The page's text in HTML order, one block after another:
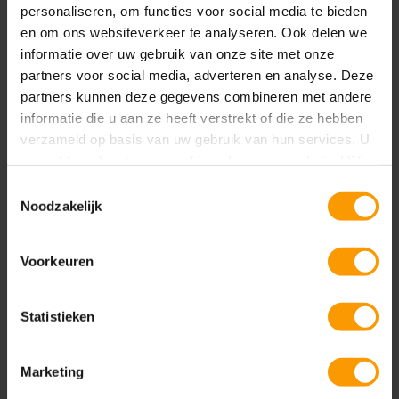
personaliseren, om functies voor social media te bieden
en om ons websiteverkeer te analyseren. Ook delen we
informatie over uw gebruik van onze site met onze
partners voor social media, adverteren en analyse. Deze
partners kunnen deze gegevens combineren met andere
informatie die u aan ze heeft verstrekt of die ze hebben
verzameld op basis van uw gebruik van hun services. U
Noodzakelijk
Voorkeuren
Statistieken
Marketing
melding (chat, SMS) een sessie starten. Ieder nieuw
verzoek dat wordt geaccepteerd is zichtbaar en
blijft zichtbaar in de overzichtspagina. Met behulp
van sneltoetsen kan snel door het scherm
genavigeerd worden en kan de service
medewerker eenvoudig de juiste toepassing
raadplegen om de klant snel en goed te helpen.
Wanneer tussen sessies wordt geschakeld blijven
niet-opgeslagen wijzigingen zichtbaar waardoor je
servicemedewerker aan de aanvraag kan blijven
Gelijktijdig meerdere sessies afhandelen zonder
de klantcontext en -gegevens te verliezen
In een overzichtelijk paneel heb je inzicht in
details van de klant, zoals contactpersoon- of
accountnaam, case en gesprekssamenvatting,